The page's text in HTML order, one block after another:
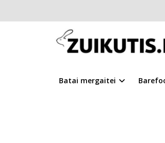
Batai mergaitei
Pagrindinis D.D.Step batai
GREITAI